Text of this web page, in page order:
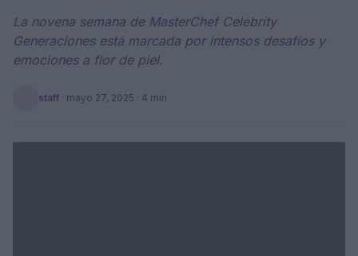
La novena semana de MasterChef Celebrity
Generaciones está marcada por intensos desafíos y
emociones a flor de piel.
staff · mayo 27, 2025 · 4 min